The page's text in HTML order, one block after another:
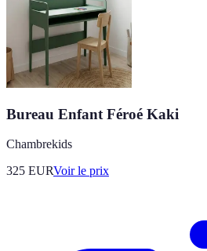
Bureau Enfant Féroé Kaki
Chambrekids
325 EURVoir le prix